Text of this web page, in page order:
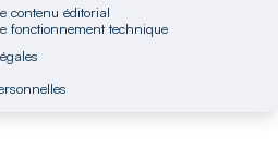
contenu éditorial
fonctionnement technique